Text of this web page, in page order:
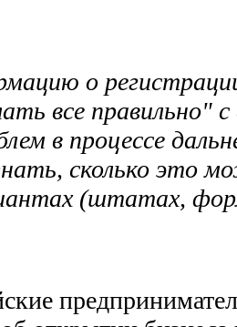
о
все правильно"
в процессе
сколько это
(штатах,